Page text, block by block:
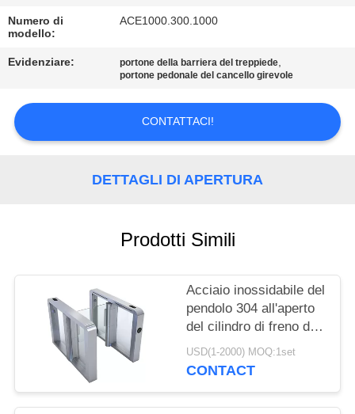
NOTIZIE
RICHIEDA
CITAZIONE
PRIVACY
POLICY
Numero di
modello:
ACE1000.300.1000
Evidenziare: portone della barriera del treppiede,
portone pedonale del cancello girevole
CONTATTACI!
DETTAGLI DI APERTURA
Prodotti Simili
Acciaio inossidabile del
pendolo 304 all'aperto
del cilindro di freno di
forma dell'arco del
cancello girevole di
USD(1-2000) MOQ:1set
CONTACT